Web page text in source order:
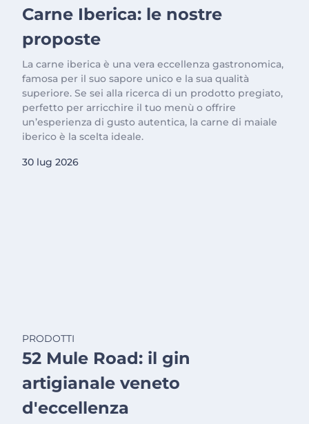
Carne Iberica: le nostre
proposte
La carne iberica è una vera eccellenza gastronomica,
famosa per il suo sapore unico e la sua qualità
superiore. Se sei alla ricerca di un prodotto pregiato,
perfetto per arricchire il tuo menù o offrire
un’esperienza di gusto autentica, la carne di maiale
iberico è la scelta ideale.
30 lug 2026
PRODOTTI
52 Mule Road: il gin
artigianale veneto
d'eccellenza